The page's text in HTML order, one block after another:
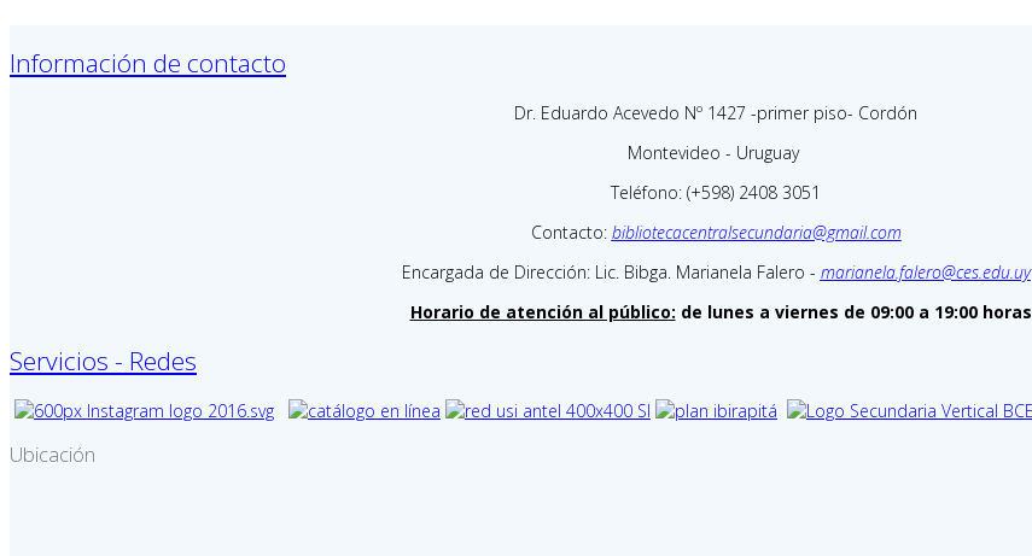
Información de contacto
Dr. Eduardo Acevedo Nº 1427 -primer piso- Cordón
Montevideo - Uruguay
Teléfono: (+598) 2408 3051
Contacto: bibliotecacentralsecundaria@gmail.com
Encargada de Dirección: Lic. Bibga. Marianela Falero - marianela.falero@ces.edu.uy
Horario de atención al público: de lunes a viernes de 09:00 a 19:00 horas
Servicios - Redes
Ubicación